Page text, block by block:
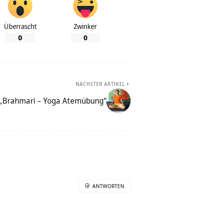
Überrascht
0
Zwinker
0
NÄCHSTER ARTIKEL
– Yoga Atemübung“
ANTWORTEN